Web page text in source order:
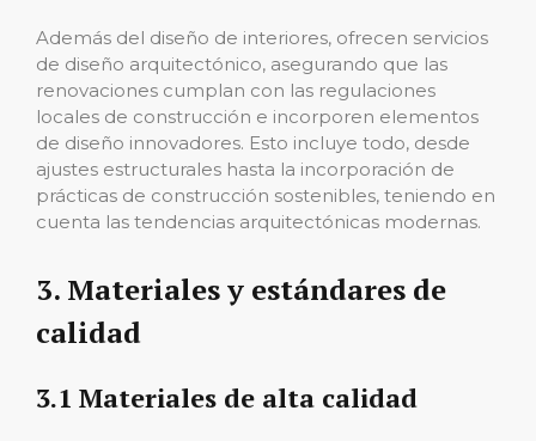
Además del diseño de interiores, ofrecen servicios
de diseño arquitectónico, asegurando que las
renovaciones cumplan con las regulaciones
locales de construcción e incorporen elementos
de diseño innovadores. Esto incluye todo, desde
ajustes estructurales hasta la incorporación de
prácticas de construcción sostenibles, teniendo en
cuenta las tendencias arquitectónicas modernas.
3. Materiales y estándares de
calidad
3.1 Materiales de alta calidad